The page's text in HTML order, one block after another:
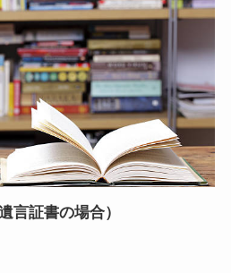
言証書の場合）